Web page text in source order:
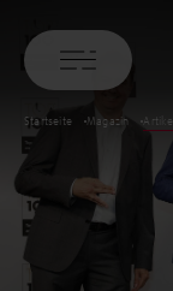
Startseite Magazin Artikel